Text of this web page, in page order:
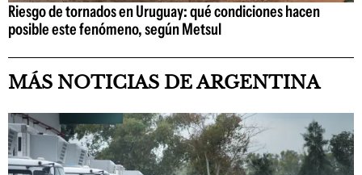
Riesgo de tornados en Uruguay: qué condiciones hacen
posible este fenómeno, según Metsul
MÁS NOTICIAS DE ARGENTINA